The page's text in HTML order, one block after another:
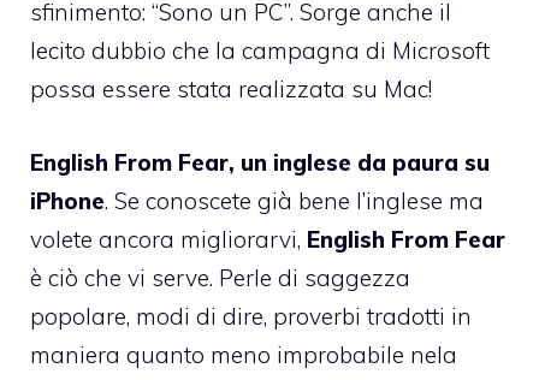
sfinimento: “Sono un PC”. Sorge anche il
lecito dubbio che la campagna di Microsoft
possa essere stata realizzata su Mac!
English From Fear, un inglese da paura su
iPhone. Se conoscete già bene l’inglese ma
volete ancora migliorarvi, English From Fear
è ciò che vi serve. Perle di saggezza
popolare, modi di dire, proverbi tradotti in
maniera quanto meno improbabile nela